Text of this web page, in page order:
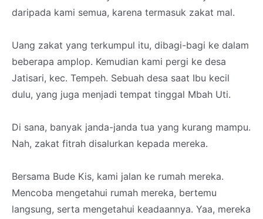
daripada kami semua, karena termasuk zakat mal.
Uang zakat yang terkumpul itu, dibagi-bagi ke dalam
beberapa amplop. Kemudian kami pergi ke desa
Jatisari, kec. Tempeh. Sebuah desa saat Ibu kecil
dulu, yang juga menjadi tempat tinggal Mbah Uti.
Di sana, banyak janda-janda tua yang kurang mampu.
Nah, zakat fitrah disalurkan kepada mereka.
Bersama Bude Kis, kami jalan ke rumah mereka.
Mencoba mengetahui rumah mereka, bertemu
langsung, serta mengetahui keadaannya. Yaa, mereka